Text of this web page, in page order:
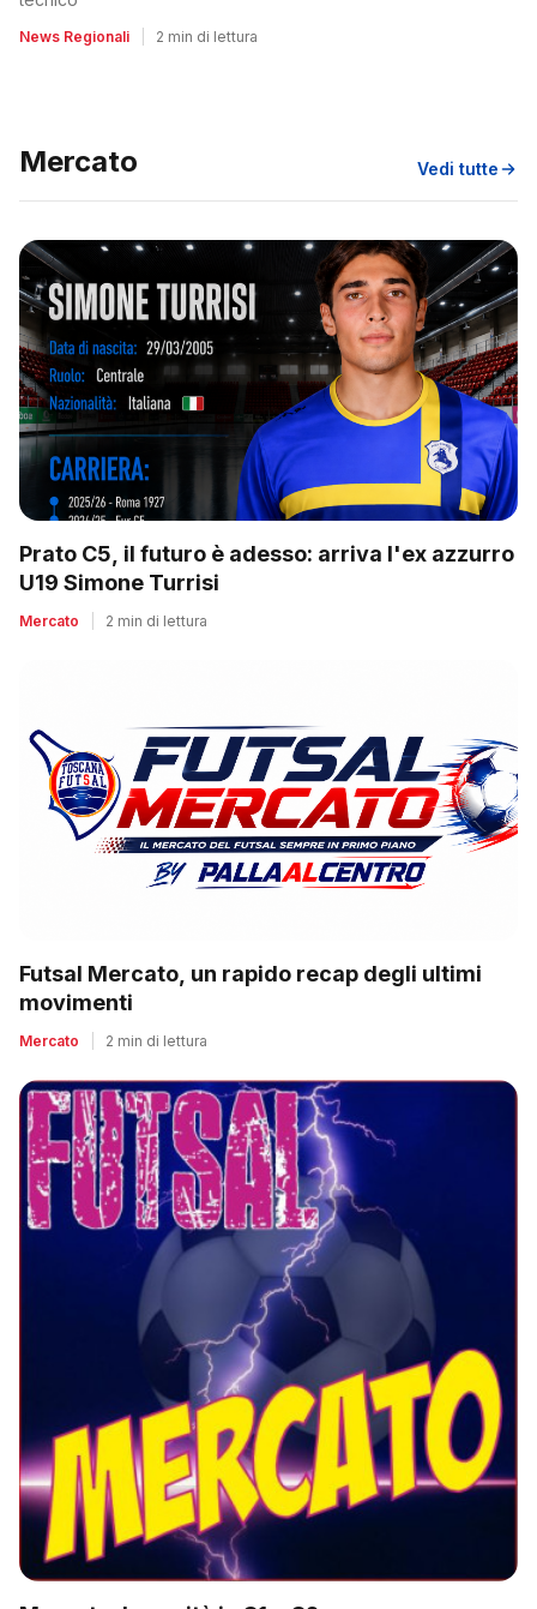
News Regionali 2 min di lettura
Mercato Vedi tutte
Prato C5, il futuro è adesso: arriva l'ex azzurro
U19 Simone Turrisi
Mercato 2 min di lettura
Futsal Mercato, un rapido recap degli ultimi
movimenti
Mercato 2 min di lettura